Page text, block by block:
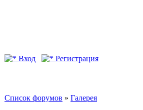
Вход
Регистрация
Список форумов » Галерея